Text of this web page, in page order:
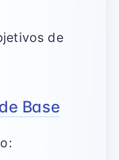
de
Base